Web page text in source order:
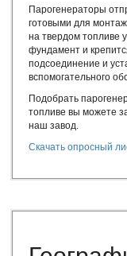
Модульные
Модульные
Модульные
Модульные
Монтаж
ООО
Паровая
Проект
Парогенераторы
готовыми для
на твердом топливе
фундамент и
подсоединение и
вспомогательного
Подобрать
топливе вы можете
наш завод.
Скачать опросный